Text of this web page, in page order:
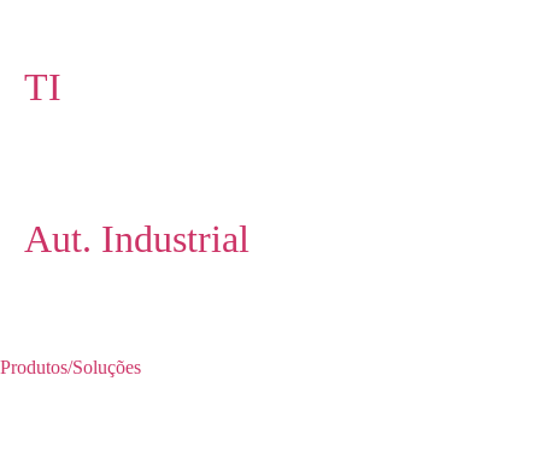
TI
Aut. Industrial
Produtos/Soluções